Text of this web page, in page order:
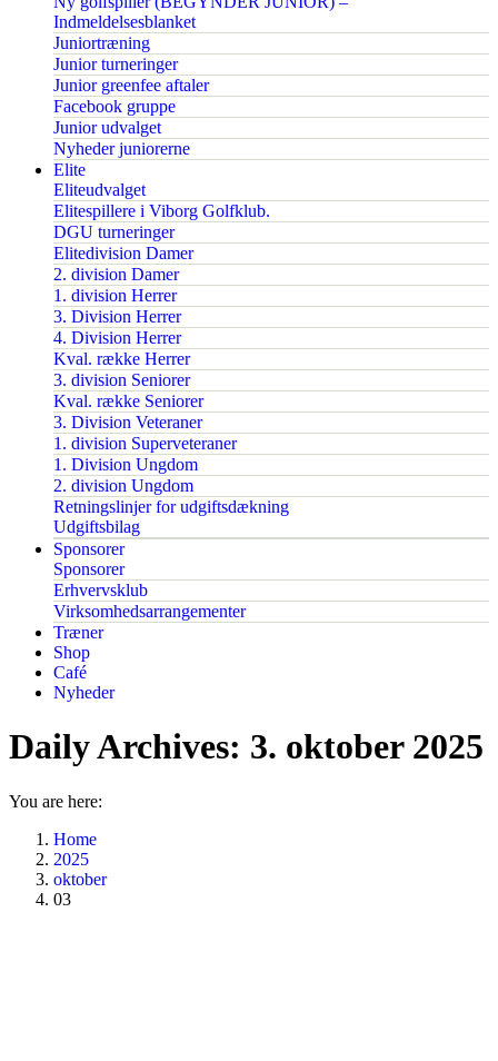
Indmeldelsesblanket
Juniortræning
Junior turneringer
Junior greenfee aftaler
Facebook gruppe
Junior udvalget
Nyheder juniorerne
Elite
Eliteudvalget
Elitespillere i Viborg Golfklub.
DGU turneringer
Elitedivision Damer
2. division Damer
1. division Herrer
3. Division Herrer
4. Division Herrer
Kval. række Herrer
3. division Seniorer
Kval. række Seniorer
3. Division Veteraner
1. division Superveteraner
1. Division Ungdom
2. division Ungdom
Retningslinjer for udgiftsdækning
Udgiftsbilag
Sponsorer
Sponsorer
Erhvervsklub
Virksomhedsarrangementer
Træner
Shop
Café
Nyheder
Daily Archives: 3. oktober 2025
You are here:
Home
2025
oktober
03